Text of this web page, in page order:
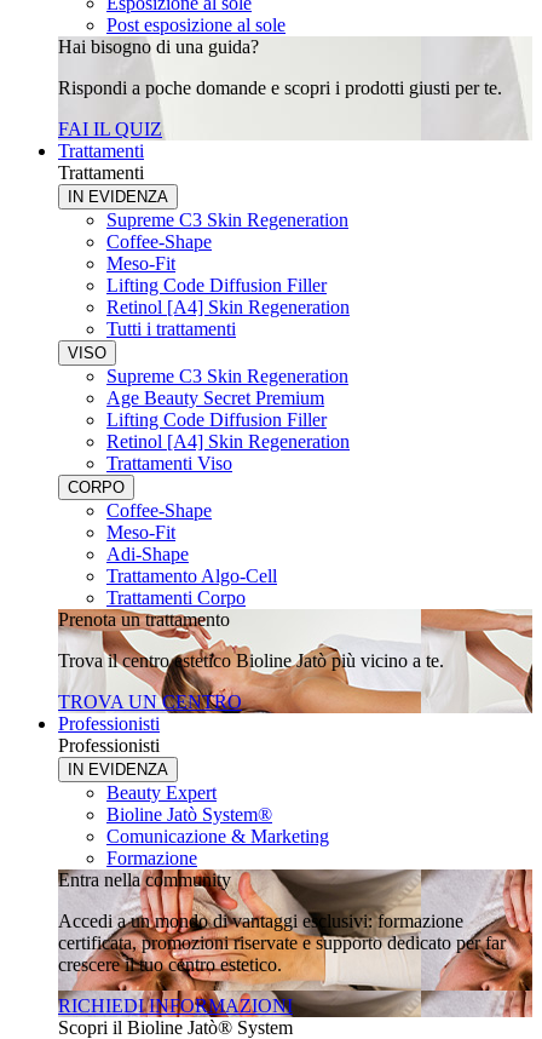
Post esposizione al sole
Hai bisogno di una guida?
Rispondi a poche domande e scopri i prodotti giusti per te.
FAI IL QUIZ
Trattamenti
Trattamenti
IN EVIDENZA
Supreme C3 Skin Regeneration
Coffee-Shape
Meso-Fit
Lifting Code Diffusion Filler
Retinol [A4] Skin Regeneration
Tutti i trattamenti
VISO
Supreme C3 Skin Regeneration
Age Beauty Secret Premium
Lifting Code Diffusion Filler
Retinol [A4] Skin Regeneration
Trattamenti Viso
CORPO
Coffee-Shape
Meso-Fit
Adi-Shape
Trattamento Algo-Cell
Trattamenti Corpo
Prenota un trattamento
Trova il centro estetico Bioline Jatò più vicino a te.
TROVA UN CENTRO
Professionisti
Professionisti
IN EVIDENZA
Beauty Expert
Bioline Jatò System®
Comunicazione & Marketing
Formazione
Entra nella community
Accedi a un mondo di vantaggi esclusivi: formazione
certificata, promozioni riservate e supporto dedicato per far
crescere il tuo centro estetico.
RICHIEDI INFORMAZIONI
Scopri il Bioline Jatò® System